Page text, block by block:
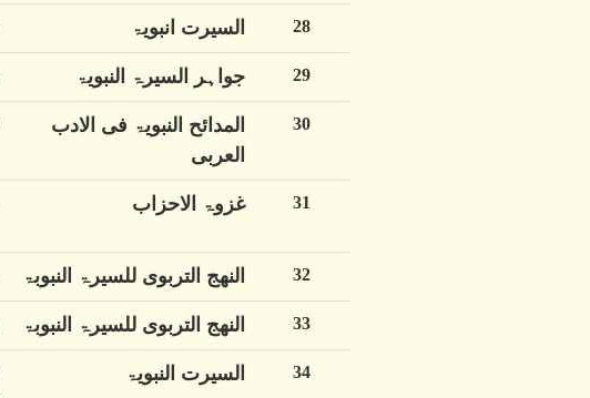
السیرت انبویۃ 28
جواہر السیرۃ النبویۃ 29
المدائح النبویۃ فی الادب
العربی
30
غزوۃ الاحزاب 31
النھج التربوی للسیرۃ النبوبۃ 32
النھج التربوی للسیرۃ النبوبۃ 33
السیرت النبویۃ 34